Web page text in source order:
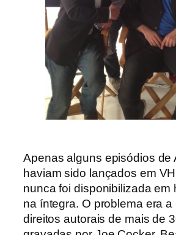
Apenas alguns episódios de
haviam sido lançados em
nunca foi disponibilizada em
na íntegra. O problema era
direitos autorais de mais de